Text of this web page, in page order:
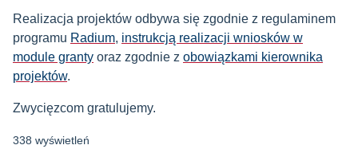
Realizacja projektów odbywa się zgodnie z regulaminem
programu Radium, instrukcją realizacji wniosków w
module granty oraz zgodnie z obowiązkami kierownika
projektów.
Zwycięzcom gratulujemy.
338 wyświetleń